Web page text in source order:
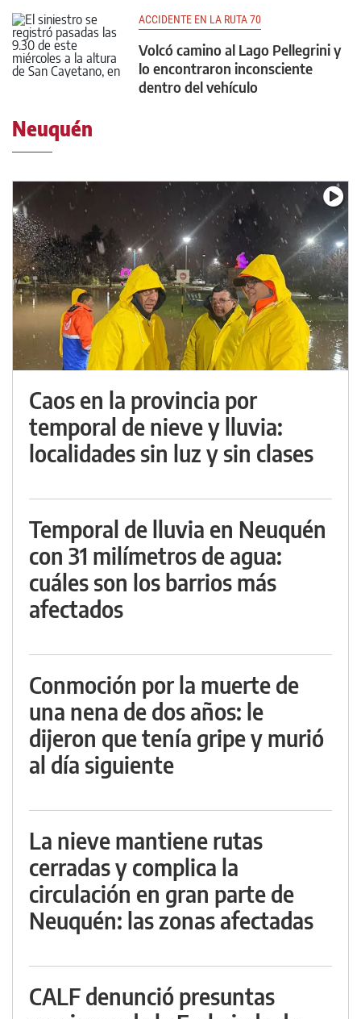
ACCIDENTE EN LA RUTA 70
Volcó camino al Lago Pellegrini y
lo encontraron inconsciente
dentro del vehículo
Neuquén
Caos en la provincia por
temporal de nieve y lluvia:
localidades sin luz y sin clases
Temporal de lluvia en Neuquén
con 31 milímetros de agua:
cuáles son los barrios más
afectados
Conmoción por la muerte de
una nena de dos años: le
dijeron que tenía gripe y murió
al día siguiente
La nieve mantiene rutas
cerradas y complica la
circulación en gran parte de
Neuquén: las zonas afectadas
CALF denunció presuntas